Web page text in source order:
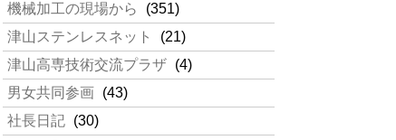
機械加工の現場から
(351)
津山ステンレスネット
(21)
津山高専技術交流プラザ (4)
男女共同参画 (43)
社長日記 (30)